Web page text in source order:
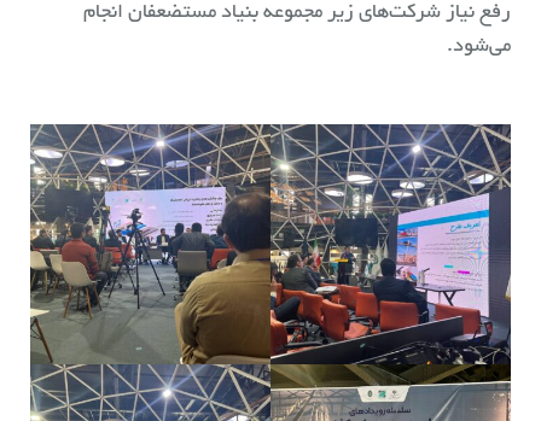
رفع نیاز شرکت‌های زیر مجموعه بنیاد مستضعفان انجام
می‌شود.